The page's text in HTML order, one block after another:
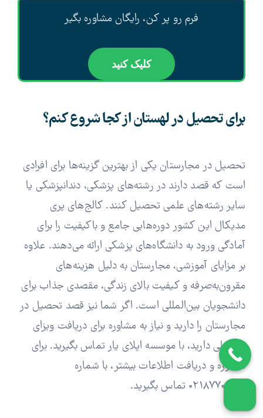
فرم رو پر کن، رایگان مشاوره بگیر
کلیک کنید
برای تحصیل در لهستان از کجا شروع کنم؟
تحصیل در مجارستان یکی از بهترین گزینه‌ها برای افرادی
است که قصد دارند در رشته‌های پزشکی، دندانپزشکی یا
سایر رشته‌های علمی تحصیل کنند. کالج‌های پری
مدیکال این کشور دوره‌هایی جامع و باکیفیت را برای
آمادگی ورود به دانشگاه‌های پزشکی ارائه می‌دهند. علاوه
بر مزایای آموزشی، مجارستان به دلیل هزینه‌های
مقرون‌به‌صرفه و کیفیت بالای زندگی، مقصدی جذاب برای
دانشجویان بین‌المللی است. اگر شما نیز قصد تحصیل در
مجارستان را دارید و نیاز به مشاوره برای دریافت ویزای
تحصیلی دارید، با موسسه اپلای یار تماس بگیرید. برای
مشاوره و دریافت اطلاعات بیشتر، با شماره
۰۲۱۸۷۷۰۰۹۱۳ تماس بگیرید.